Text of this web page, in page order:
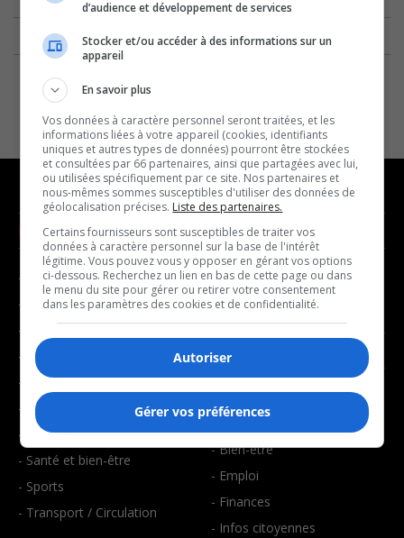
NOUVELLES
- Affaires municipales
- Communauté / Social
- Culture
- Économie
- Éducation
- Environnement
- Faits divers
- Santé et bien-être
- Sports
- Transport / Circulation
MUSIQUE
- Décompte franco
- Joué récemment
BALADOS
- Affaires
- Bien-être
- Emploi
- Finances
- Infos citoyennes
d’audience et développement de services
Stocker et/ou accéder à des informations sur un
appareil
En savoir plus
Vos données à caractère personnel seront traitées, et les
informations liées à votre appareil (cookies, identifiants
uniques et autres types de données) pourront être stockées
et consultées par 66 partenaires, ainsi que partagées avec lui,
ou utilisées spécifiquement par ce site. Nos partenaires et
nous-mêmes sommes susceptibles d'utiliser des données de
géolocalisation précises. Liste des partenaires.
Certains fournisseurs sont susceptibles de traiter vos
données à caractère personnel sur la base de l'intérêt
légitime. Vous pouvez vous y opposer en gérant vos options
ci-dessous. Recherchez un lien en bas de cette page ou dans
le menu du site pour gérer ou retirer votre consentement
dans les paramètres des cookies et de confidentialité.
Autoriser
Gérer vos préférences